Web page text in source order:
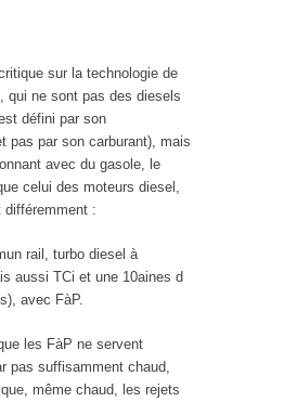
sur la technologie de
qui ne sont pas des diesels
défini par son
pas par son carburant), mais
avec du gasole, le
celui des moteurs diesel,
différemment :
rail, turbo diesel à
aussi TCi et une 10aines d
avec FàP.
les FàP ne servent
pas suffisamment chaud,
même chaud, les rejets